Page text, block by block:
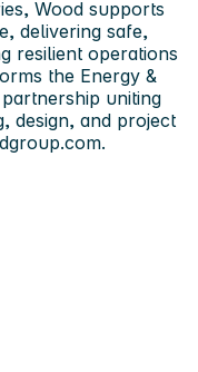
Wood supports
delivering safe,
resilient operations
the Energy &
uniting
design, and project